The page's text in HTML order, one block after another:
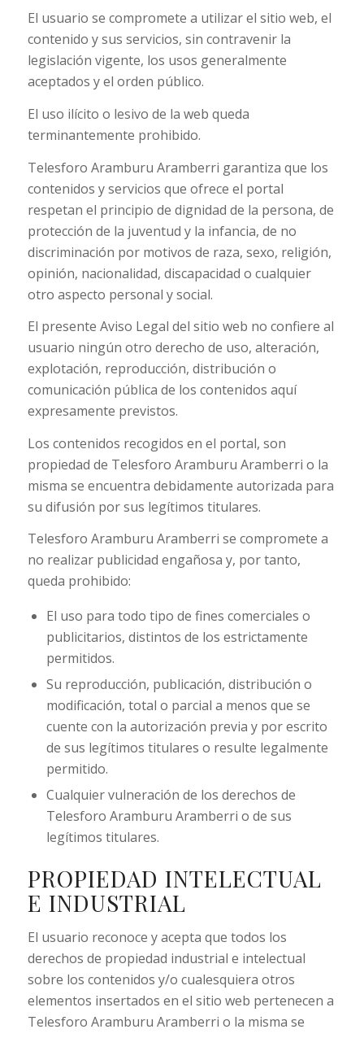
El usuario se compromete a utilizar el sitio web, el
contenido y sus servicios, sin contravenir la
legislación vigente, los usos generalmente
aceptados y el orden público.
El uso ilícito o lesivo de la web queda
terminantemente prohibido.
Telesforo Aramburu Aramberri garantiza que los
contenidos y servicios que ofrece el portal
respetan el principio de dignidad de la persona, de
protección de la juventud y la infancia, de no
discriminación por motivos de raza, sexo, religión,
opinión, nacionalidad, discapacidad o cualquier
otro aspecto personal y social.
El presente Aviso Legal del sitio web no confiere al
usuario ningún otro derecho de uso, alteración,
explotación, reproducción, distribución o
comunicación pública de los contenidos aquí
expresamente previstos.
Los contenidos recogidos en el portal, son
propiedad de Telesforo Aramburu Aramberri o la
misma se encuentra debidamente autorizada para
su difusión por sus legítimos titulares.
Telesforo Aramburu Aramberri se compromete a
no realizar publicidad engañosa y, por tanto,
queda prohibido:
El uso para todo tipo de fines comerciales o
publicitarios, distintos de los estrictamente
permitidos.
Su reproducción, publicación, distribución o
modificación, total o parcial a menos que se
cuente con la autorización previa y por escrito
de sus legítimos titulares o resulte legalmente
permitido.
Cualquier vulneración de los derechos de
Telesforo Aramburu Aramberri o de sus
legítimos titulares.
PROPIEDAD INTELECTUAL
E INDUSTRIAL
El usuario reconoce y acepta que todos los
derechos de propiedad industrial e intelectual
sobre los contenidos y/o cualesquiera otros
elementos insertados en el sitio web pertenecen a
Telesforo Aramburu Aramberri o la misma se